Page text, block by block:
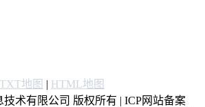
TXT地图 | HTML地图
术有限公司 版权所有 | ICP网站备案